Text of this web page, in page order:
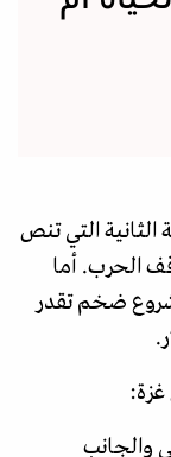
الثانية التي تنص
الحرب. أما
ضخم تقدر
غزة:
والجانب